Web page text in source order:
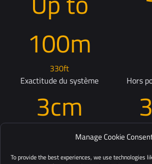
Manage Cookie
To provide the best experiences, we use technologies
100m
330ft
Exactitude du système
3cm
Hors